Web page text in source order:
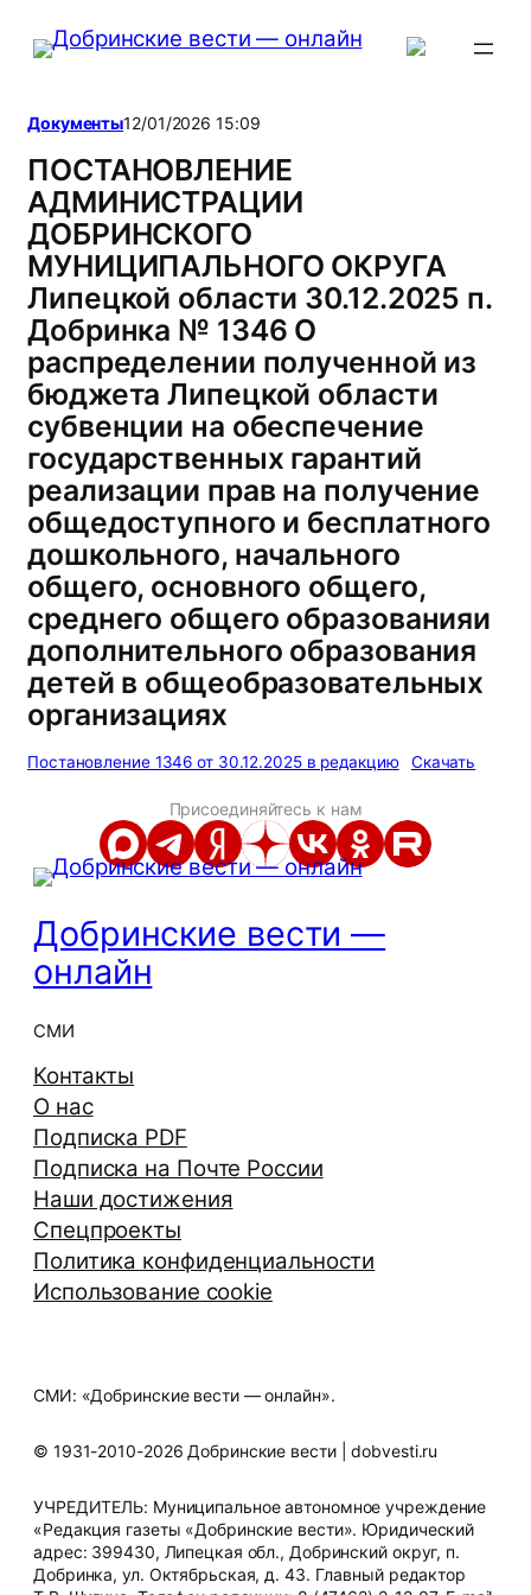
Перейти
Документы12/01/2026 15:09
ПОСТАНОВЛЕНИЕ
АДМИНИСТРАЦИИ
ДОБРИНСКОГО
МУНИЦИПАЛЬНОГО ОКРУГА
Липецкой области 30.12.2025 п.
Добринка № 1346 О
распределении полученной из
бюджета Липецкой области
субвенции на обеспечение
государственных гарантий
реализации прав на получение
общедоступного и бесплатного
дошкольного, начального
общего, основного общего,
среднего общего образованияи
дополнительного образования
детей в общеобразовательных
организациях
Постановление 1346 от 30.12.2025 в редакцию Скачать
Присоединяйтесь к нам
Добринские вести —
онлайн
СМИ
Контакты
О нас
Подписка PDF
Подписка на Почте России
Наши достижения
Спецпроекты
Политика конфиденциальности
Использование cookie
СМИ: «Добринские вести — онлайн».
© 1931-2010-2026 Добринские вести | dobvesti.ru
УЧРЕДИТЕЛЬ: Муниципальное автономное учреждение
«Редакция газеты «Добринские вести». Юридический
адрес: 399430, Липецкая обл., Добринский округ, п.
Добринка, ул. Октябрьская, д. 43. Главный редактор